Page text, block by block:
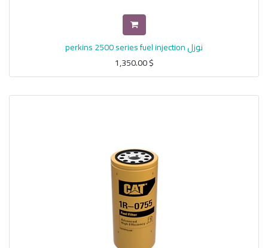
نوزل perkins 2500 series fuel injection
$
1,350.00